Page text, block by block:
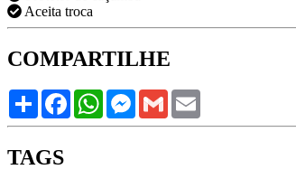
Aceita troca
COMPARTILHE
Share FacebookWhatsAppMessenger
Gmail
TAGS